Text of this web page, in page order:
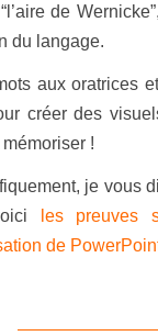
de
du langage.
aux oratrices
créer des
!
je vous
les preuves
de